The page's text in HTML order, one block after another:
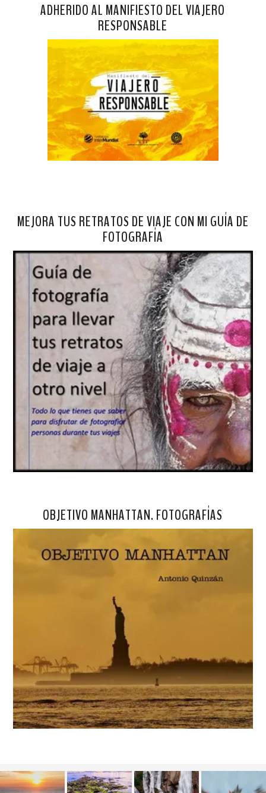
ADHERIDO AL MANIFIESTO DEL VIAJERO
RESPONSABLE
MEJORA TUS RETRATOS DE VIAJE CON MI GUÍA DE
FOTOGRAFÍA
OBJETIVO MANHATTAN. FOTOGRAFÍAS